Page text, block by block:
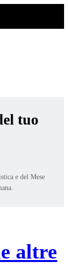
tuo
e del Mese
altre